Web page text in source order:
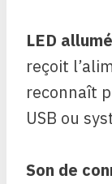
LED
reçoit
reconnaît
USB ou
Son de